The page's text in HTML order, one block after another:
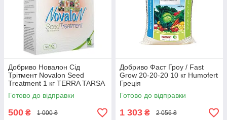
Добриво Новалон Сід
Трітмент Novalon Seed
Treatment 1 кг TERRA TARSA
Туреччина
Готово до відправки
500 ₴ 1 000 ₴
Добриво Фаст Гроу / Fast
Grow 20-20-20 10 кг Humofert
Греція
Готово до відправки
1 303 ₴ 2 056 ₴